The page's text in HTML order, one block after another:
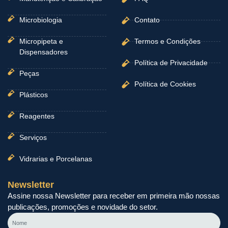
Microbiologia
Micropipeta e
Dispensadores
Peças
Plásticos
Reagentes
Serviços
Vidrarias e Porcelanas
Contato
Termos e Condições
Política de Privacidade
Política de Cookies
Newsletter
Assine nossa Newsletter para receber em primeira mão nossas
publicações, promoções e novidade do setor.
Nome